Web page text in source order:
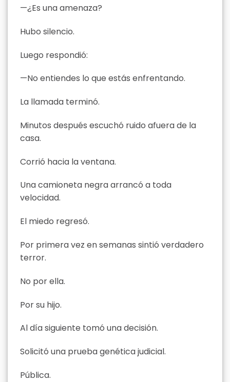
—¿Es una amenaza?
Hubo silencio.
Luego respondió:
—No entiendes lo que estás enfrentando.
La llamada terminó.
Minutos después escuchó ruido afuera de la
casa.
Corrió hacia la ventana.
Una camioneta negra arrancó a toda
velocidad.
El miedo regresó.
Por primera vez en semanas sintió verdadero
terror.
No por ella.
Por su hijo.
Al día siguiente tomó una decisión.
Solicitó una prueba genética judicial.
Pública.